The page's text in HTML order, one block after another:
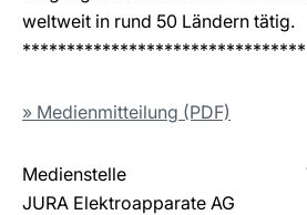
weltweit in rund 50 Ländern tätig.
» Medienmitteilung (PDF)
Medienstelle
JURA Elektroapparate AG